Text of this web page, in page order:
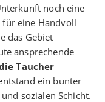
noch eine
eine Handvoll
das Gebiet
ansprechende
Taucher
ein bunter
sozialen Schicht.